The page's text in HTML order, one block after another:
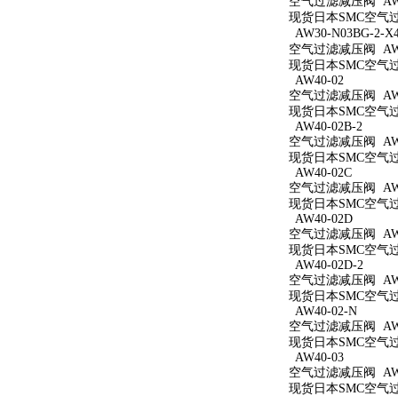
现货日本SMC空气
AW30-N03BG-2-
空气过滤减压阀
现货日本SMC空气
AW40-02
空气过滤减压阀
现货日本SMC空气
AW40-02B-2
空气过滤减压阀
现货日本SMC空气
AW40-02C
空气过滤减压阀
现货日本SMC空气
AW40-02D
空气过滤减压阀
现货日本SMC空气
AW40-02D-2
空气过滤减压阀
现货日本SMC空气
AW40-02-N
空气过滤减压阀
现货日本SMC空气
AW40-03
空气过滤减压阀
现货日本SMC空气